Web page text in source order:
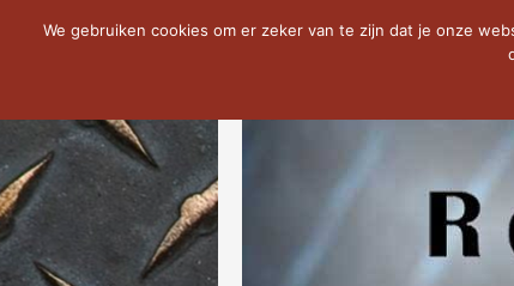
NOW TRENDING: THE VICIOUS
We gebruiken cookies om er zeker van te zijn dat je onze